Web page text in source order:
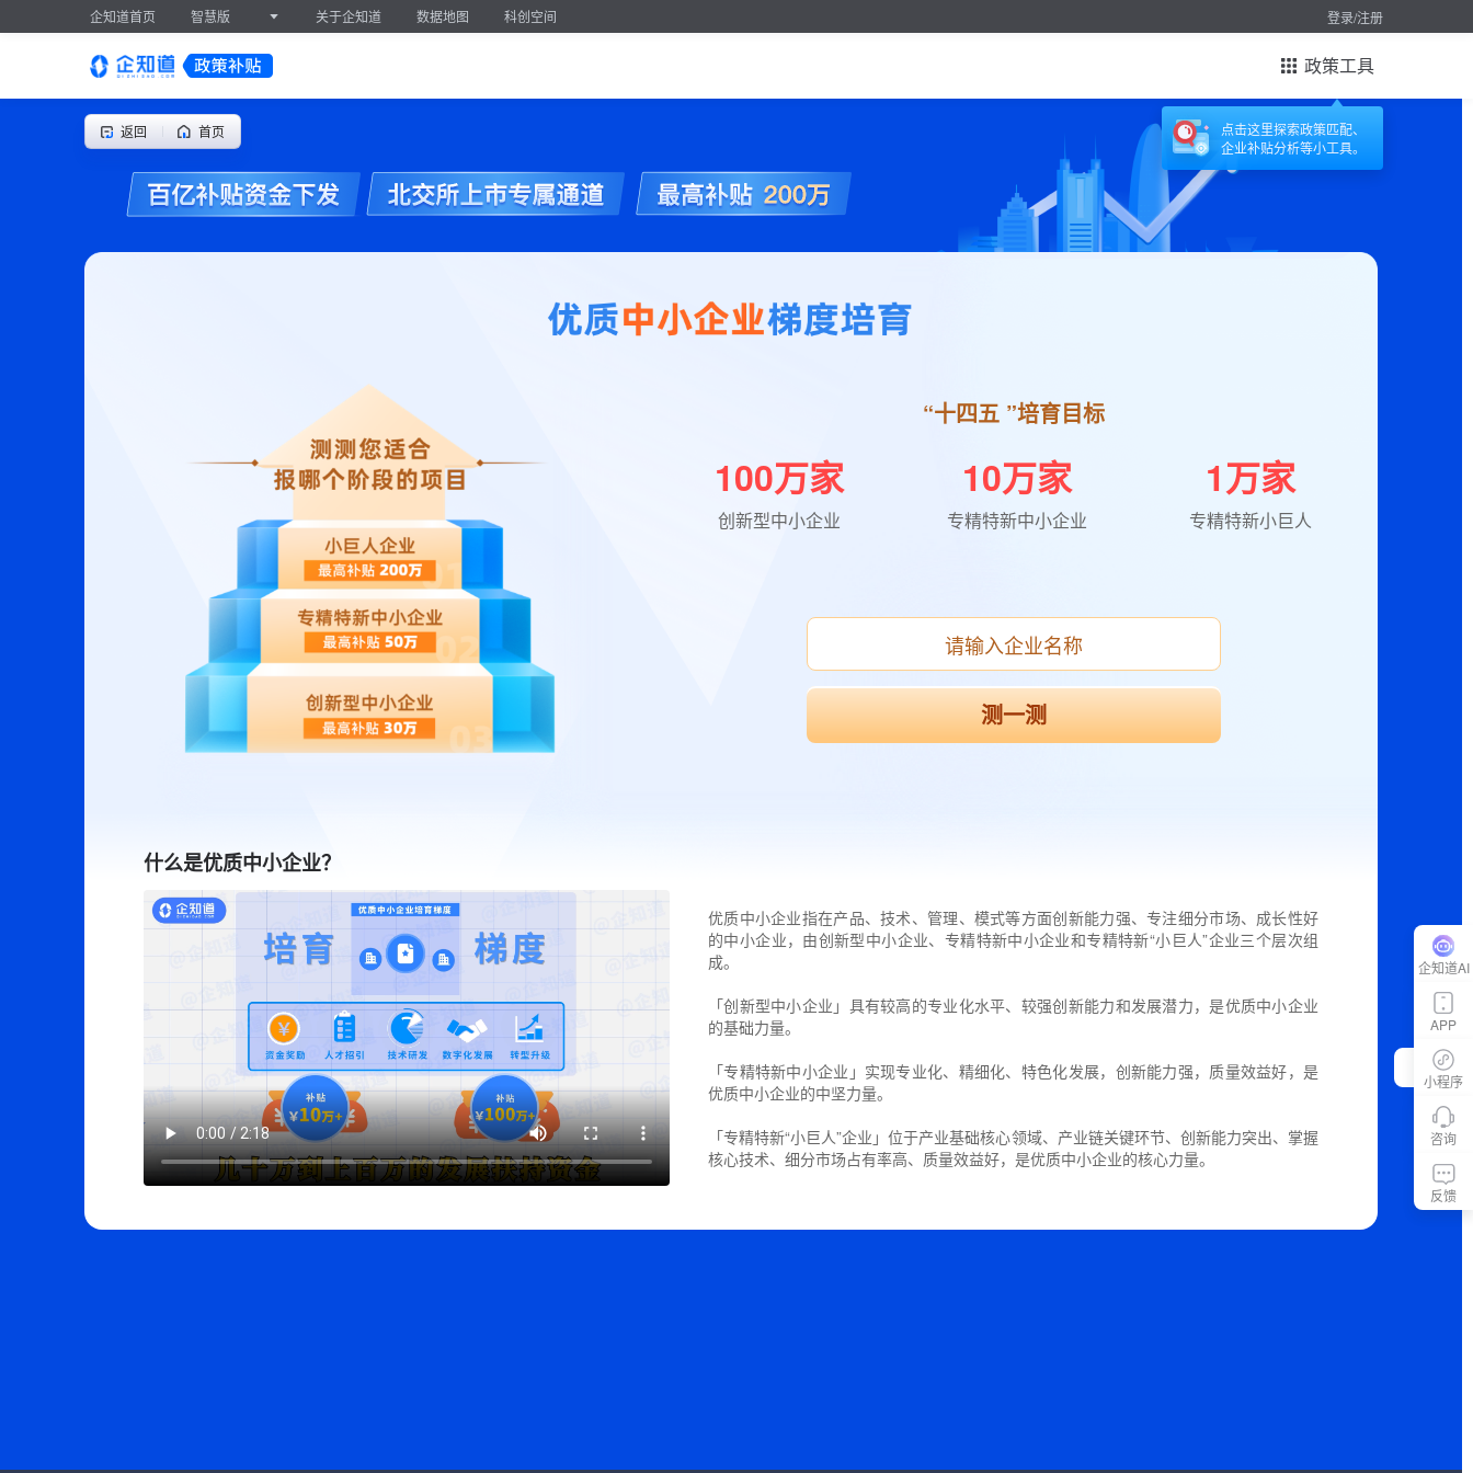
企知道首页 智慧版 关于企知道 数据地图 科创空间 登录/注册
政策工具
点击这里探索政策匹配、
企业补贴分析等小工具。
返回 首页
“十四五 ”培育目标
100万家
创新型中小企业
10万家
专精特新中小企业
1万家
专精特新小巨人
测一测
什么是优质中小企业？
优质中小企业指在产品、技术、管理、模式等方面创新能力强、专注细分市场、成长性好
的中小企业，由创新型中小企业、专精特新中小企业和专精特新“小巨人”企业三个层次组
成。
「创新型中小企业」具有较高的专业化水平、较强创新能力和发展潜力，是优质中小企业
的基础力量。
「专精特新中小企业」实现专业化、精细化、特色化发展，创新能力强，质量效益好，是
优质中小企业的中坚力量。
「专精特新“小巨人”企业」位于产业基础核心领域、产业链关键环节、创新能力突出、掌握
核心技术、细分市场占有率高、质量效益好，是优质中小企业的核心力量。
企知道AI
APP
小程序
咨询
反馈